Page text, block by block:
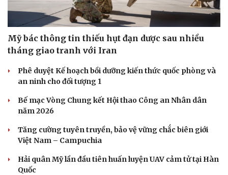
Mỹ bác thông tin thiếu hụt đạn dược sau nhiều
tháng giao tranh với Iran
Phê duyệt Kế hoạch bồi dưỡng kiến thức quốc phòng và
an ninh cho đối tượng 1
Bế mạc Vòng Chung kết Hội thao Công an Nhân dân
năm 2026
Tăng cường tuyên truyền, bảo vệ vững chắc biên giới
Việt Nam – Campuchia
Hải quân Mỹ lần đầu tiên huấn luyện UAV cảm tử tại Hàn
Quốc